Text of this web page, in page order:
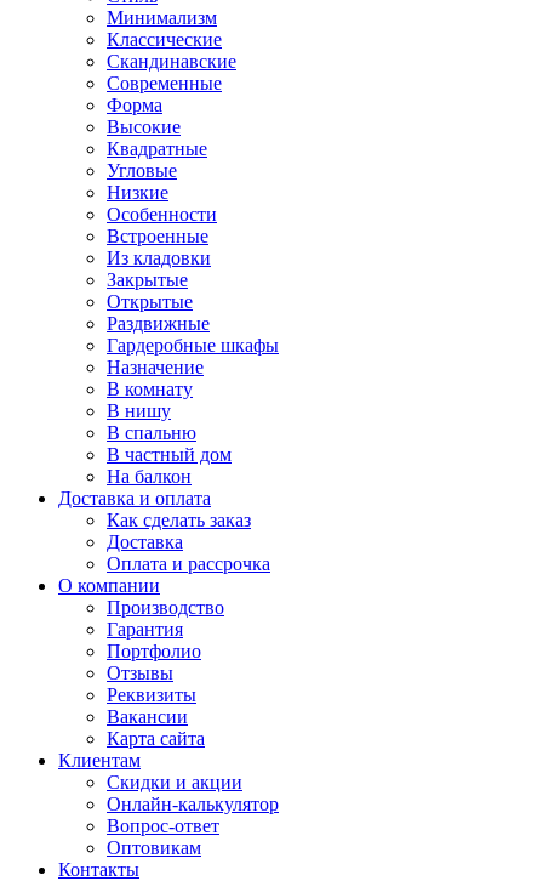
Минимализм
Классические
Скандинавские
Современные
Форма
Высокие
Квадратные
Угловые
Низкие
Особенности
Встроенные
Из кладовки
Закрытые
Открытые
Раздвижные
Гардеробные шкафы
Назначение
В комнату
В нишу
В спальню
В частный дом
На балкон
Доставка и оплата
Как сделать заказ
Доставка
Оплата и рассрочка
О компании
Производство
Гарантия
Портфолио
Отзывы
Реквизиты
Вакансии
Карта сайта
Клиентам
Скидки и акции
Онлайн-калькулятор
Вопрос-ответ
Оптовикам
Контакты